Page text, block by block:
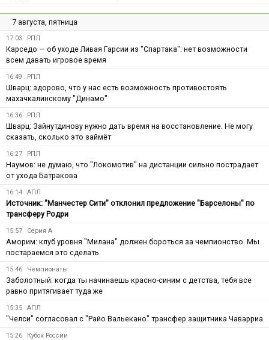
7 августа, пятница
17:03 РПЛ
Карседо — об уходе Ливая Гарсии из "Спартака": нет возможности
всем давать игровое время
16:49 РПЛ
Шварц: здорово, что у нас есть возможность противостоять
махачкалинскому "Динамо"
16:36 РПЛ
Шварц: Зайнутдинову нужно дать время на восстановление. Не могу
сказать, сколько это займёт
16:27 РПЛ
Наумов: не думаю, что "Локомотив" на дистанции сильно пострадает
от ухода Батракова
16:14 АПЛ
Источник: "Манчестер Сити" отклонил предложение "Барселоны" по
трансферу Родри
15:57 Серия А
Аморим: клуб уровня "Милана" должен бороться за чемпионство. Мы
постараемся это сделать
15:46 Чемпионаты
Заболотный: когда ты начинаешь красно-синим с детства, тебя все
равно притягивает туда же
15:35 АПЛ
"Челси" согласовал с "Райо Вальекано" трансфер защитника Чаварриа
15:26 Кубок России